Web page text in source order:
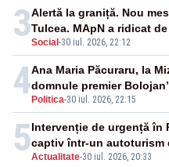
3Social -30 iul. 2026, 22:12
Alertă la graniță. Nou
Tulcea. MApN a ridicat
4 Politica-30 iul. 2026, 22:15
Ana Maria Păcuraru, la
domnule premier
5Actualitate-30 iul. 2026, 20:33
Intervenție de urgență în
captiv într-un autoturism